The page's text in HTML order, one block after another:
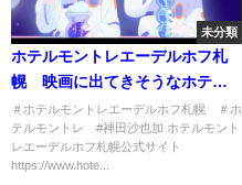
未分類
ホテルモントレエーデルホフ札
幌 映画に出てきそうなホテル
宿泊記
＃ホテルモントレエーデルホフ札幌 ＃ホ
テルモントレ #神田沙也加 ホテルモント
レエーデルホフ札幌公式サイト
https://www.hote...